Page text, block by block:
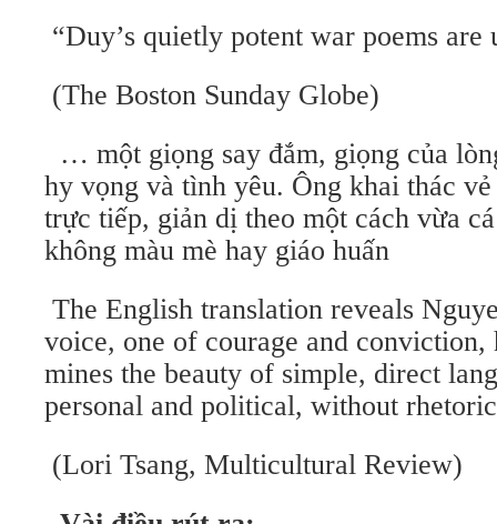
“Duy’s quietly potent war poems are
(The Boston Sunday Globe)
… một giọng say đắm, giọng của
hy vọng và tình yêu. Ông khai thác
trực tiếp, giản dị theo một cách vừa
không màu mè hay giáo huấn
The English translation reveals
voice, one of courage and conviction,
mines the beauty of simple, direct
personal and political, without
(Lori Tsang, Multicultural Review)